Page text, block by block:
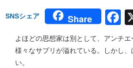
SNSシェア Share
よほどの思想家は別として、アンチ
様々なサプリが溢れている。しかし
い。